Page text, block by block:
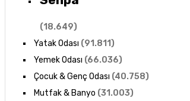
(18.649)
Yatak Odası (91.811)
Yemek Odası (66.036)
Çocuk & Genç Odası (40.758)
Mutfak & Banyo (31.003)